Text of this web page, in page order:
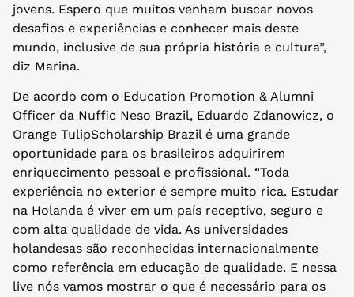
jovens. Espero que muitos venham buscar novos
desafios e experiências e conhecer mais deste
mundo, inclusive de sua própria história e cultura”,
diz Marina.
De acordo com o Education Promotion & Alumni
Officer da Nuffic Neso Brazil, Eduardo Zdanowicz, o
Orange TulipScholarship Brazil é uma grande
oportunidade para os brasileiros adquirirem
enriquecimento pessoal e profissional. “Toda
experiência no exterior é sempre muito rica. Estudar
na Holanda é viver em um país receptivo, seguro e
com alta qualidade de vida. As universidades
holandesas são reconhecidas internacionalmente
como referência em educação de qualidade. E nessa
live nós vamos mostrar o que é necessário para os